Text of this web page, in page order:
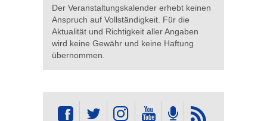
Der Veranstaltungskalender erhebt keinen
Anspruch auf Vollständigkeit. Für die
Aktualität und Richtigkeit aller Angaben
wird keine Gewähr und keine Haftung
übernommen.